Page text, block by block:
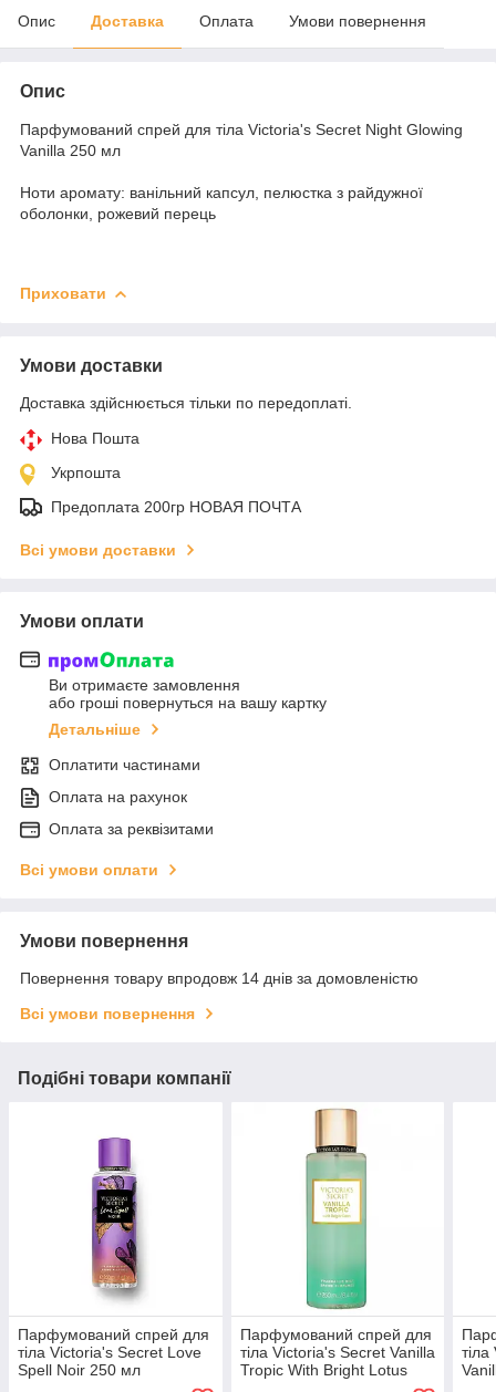
Опис Доставка Оплата Умови повернення
Опис
Парфумований спрей для тіла Victoria's Secret Night Glowing
Vanilla 250 мл
Ноти аромату: ванільний капсул, пелюстка з райдужної
оболонки, рожевий перець
Приховати
Умови доставки
Доставка здійснюється тільки по передоплаті.
Нова Пошта
Укрпошта
Предоплата 200гр НОВАЯ ПОЧТА
Всі умови доставки
Умови оплати
Ви отримаєте замовлення
або гроші повернуться на вашу картку
Детальніше
Оплатити частинами
Оплата на рахунок
Оплата за реквізитами
Всі умови оплати
Умови повернення
Повернення товару впродовж 14 днів за домовленістю
Всі умови повернення
Подібні товари компанії
Парфумований спрей для
тіла Victoria's Secret Love
Spell Noir 250 мл
Парфумований спрей для
тіла Victoria's Secret Vanilla
Tropic With Bright Lotus